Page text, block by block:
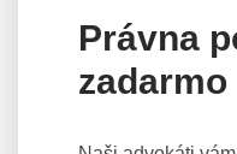
Právna
zadarmo